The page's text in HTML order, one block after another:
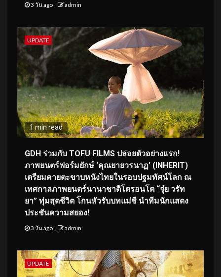
3 วัน ago admin
UPDATE
1 min read
GDH ร่วมกับ TOFU FILMS ปล่อยตัวอย่างแรก!
ภาพยนตร์ฟอร์มยักษ์ ‘คุณยายวรนาฏ’ (INHERIT)
เตรียมคายตะขาบหนังไทยในรอบปฐมทัศน์โลก ณ
เทศกาลภาพยนตร์นานาชาติโตรอนโต “จุ๋ย วรัท
ยา” ทุ่มสุดชีวิต โกนหัวรับบทแม่ชี นำทีมนักแสดง
ประชันความสยอง!
3 วัน ago admin
UPDATE